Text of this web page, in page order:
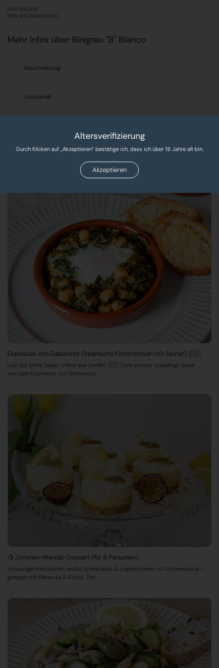
SKU: 0083100
ISBN: 8437006652506
Mehr Infos über Binigrau "B" Blanco
Beschreibung
Steckbrief
Produkte, Rezepte & Tipps!
Entdecken Sie leckere Rezepte und exklusive Produkte
Espinacas con Gabanzos (Spanische Kichererbsen mit Spinat) 🇪🇸
Lust auf echte Tapas-Vibes aus Sevilla? 🇪🇸 Dann probier unbedingt diese
würzigen Espinacas con Garbanzos...
🍋 Zitronen-Mandel-Dessert (für 6 Personen)
Knuspriger Keksboden, weiße Schokolade & Joghurtcreme mit Zitronenzeste –
getoppt mit Maracuja & Kokos. Der...
Altersverifizierung
Durch Klicken auf „Akzeptieren“ bestätige ich, dass ich über 18 Jahre alt bin.
Akzeptieren